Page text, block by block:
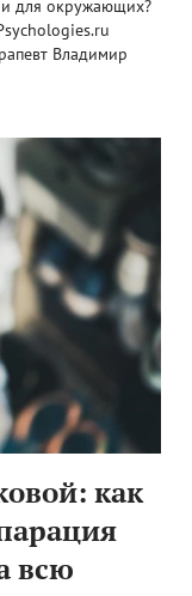
и для окружающих?
Владимир
как
всю